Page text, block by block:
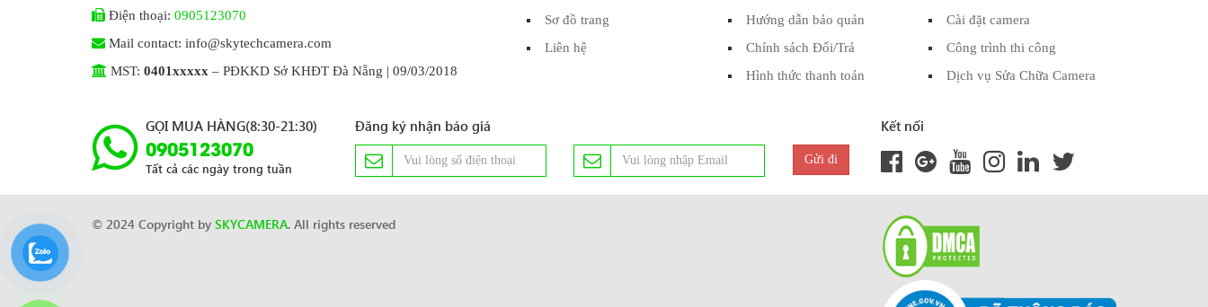
Điện thoại: 0905123070
Mail contact: info@skytechcamera.com
MST: 0401xxxxx – PĐKKD Sở KHĐT Đà Nẵng | 09/03/2018
Sơ đồ trang
Liên hệ
Hướng dẫn bảo quản
Chính sách Đổi/Trả
Hình thức thanh toán
Cài đặt camera
Công trình thi công
Dịch vụ Sửa Chữa Camera
GỌI MUA HÀNG(8:30-21:30)
0905123070
Tất cả các ngày trong tuần
Đăng ký nhận báo giá Kết nối
© 2024 Copyright by SKYCAMERA. All rights reserved